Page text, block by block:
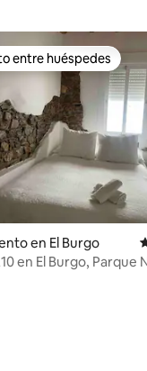
entre huéspedes
entre huéspedes
en El Burgo
en El Burgo, Parque